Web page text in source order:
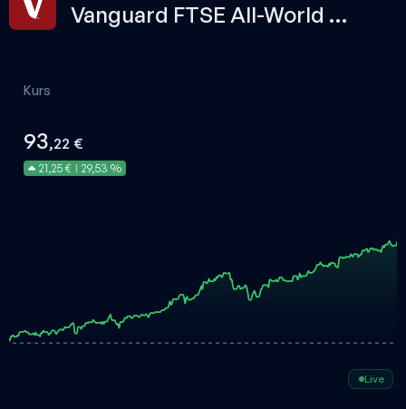
Vanguard FTSE All-World High Dividend Yield · USD Acc
Kurs
93,22 €
21,25 € 29,53 %
Live